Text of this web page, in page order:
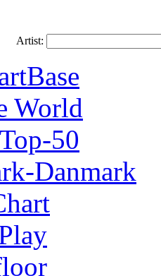
Artist:
World
50
Danmark